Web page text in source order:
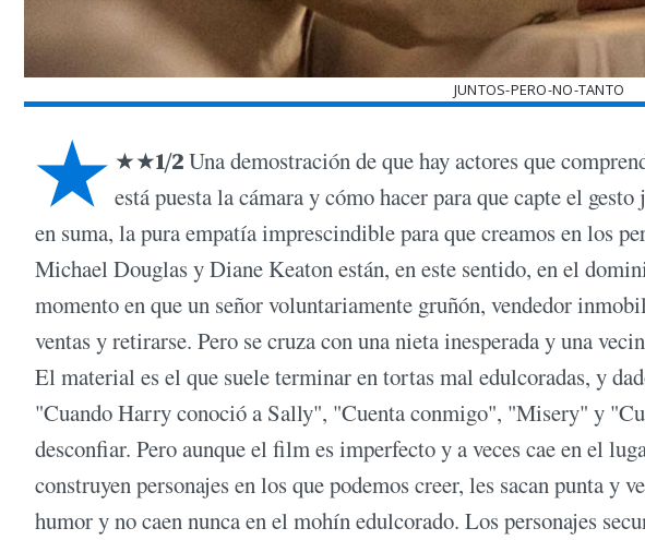
JUNTOS-PERO-NO-TANTO
★ ★★1/2Una demostración de que hay actores que
está puesta la cámara y cómo hacer para que capte el
en suma, la pura empatía imprescindible para que creamos en los
Michael Douglas y Diane Keaton están, en este sentido, en el
momento en que un señor voluntariamente gruñón, vendedor
ventas y retirarse. Pero se cruza con una nieta inesperada y una
El material es el que suele terminar en tortas mal edulcoradas, y
"Cuando Harry conoció a Sally", "Cuenta conmigo", "Misery" y
desconfiar. Pero aunque el film es imperfecto y a veces cae en el
construyen personajes en los que podemos creer, les sacan punta y
humor y no caen nunca en el mohín edulcorado. Los personajes